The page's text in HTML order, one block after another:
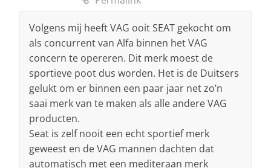
Volgens mij heeft VAG ooit SEAT gekocht om
als concurrent van Alfa binnen het VAG
concern te opereren. Dit merk moest de
sportieve poot dus worden. Het is de Duitsers
gelukt om er binnen een paar jaar net zo’n
saai merk van te maken als alle andere VAG
producten.
Seat is zelf nooit een echt sportief merk
geweest en de VAG mannen dachten dat
automatisch met een mediteraan merk